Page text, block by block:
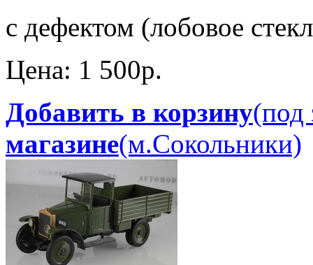
с дефектом (лобовое
Цена: 1 500p.
Добавить в корзину(под
магазине(м.Сокольники)